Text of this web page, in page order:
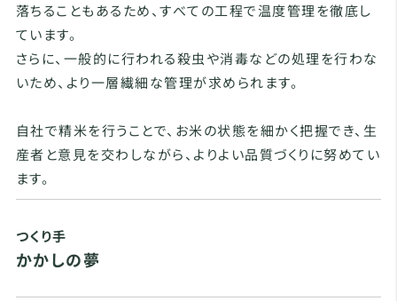
落ちることもあるため、すべての工程で温度管理を徹底し
ています。
さらに、一般的に行われる殺虫や消毒などの処理を行わな
いため、より一層繊細な管理が求められます。
自社で精米を行うことで、お米の状態を細かく把握でき、生
産者と意見を交わしながら、よりよい品質づくりに努めてい
ます。
つくり手
かかしの夢